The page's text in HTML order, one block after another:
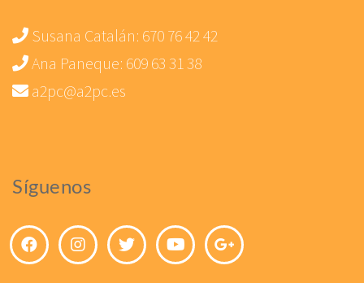
Susana Catalán: 670 76 42 42
Ana Paneque: 609 63 31 38
a2pc@a2pc.es
Síguenos